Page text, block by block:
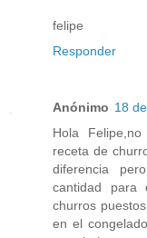
felipe
Responder
Anónimo 18
Hola
receta de
diferencia
cantidad para
churros
en el